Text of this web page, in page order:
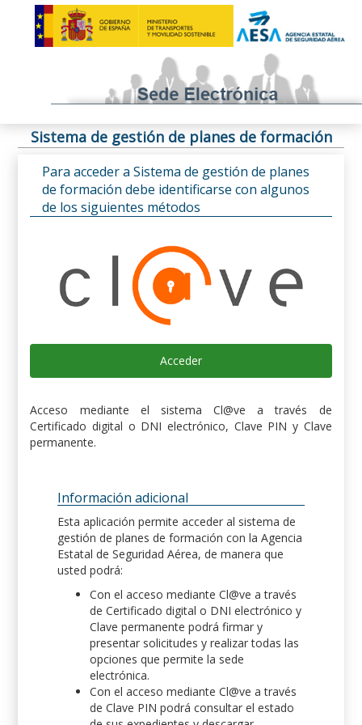
Sistema de gestión de planes de formación
Para acceder a Sistema de gestión de planes
de formación debe identificarse con algunos
de los siguientes métodos
Acceder
Acceso mediante el sistema Cl@ve a través de
Certificado digital o DNI electrónico, Clave PIN y Clave
permanente.
Información adicional
Esta aplicación permite acceder al sistema de
gestión de planes de formación con la Agencia
Estatal de Seguridad Aérea, de manera que
usted podrá:
Con el acceso mediante Cl@ve a través
de Certificado digital o DNI electrónico y
Clave permanente podrá firmar y
presentar solicitudes y realizar todas las
opciones que permite la sede
electrónica.
Con el acceso mediante Cl@ve a través
de Clave PIN podrá consultar el estado